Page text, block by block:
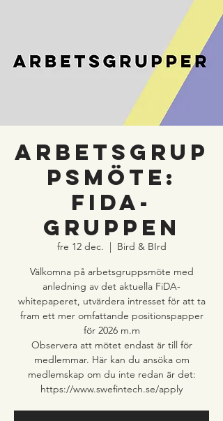
Arbetsgrup
psmöte:
FiDA-
gruppen
fre 12 dec.
  |
Bird & BIrd
Välkomna på arbetsgruppsmöte med
anledning av det aktuella FiDA-
whitepaperet, utvärdera intresset för att ta
fram ett mer omfattande positionspapper
för 2026 m.m
Observera att mötet endast är till för
medlemmar. Här kan du ansöka om
medlemskap om du inte redan är det:
https://www.swefintech.se/apply